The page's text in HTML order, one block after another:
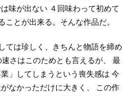
味が出ない ４回味わって初めて
ことが出来る。そんな作品だ。
ては珍しく、きちんと物語を締め
さはこのためとも言えるが、
最
」してしまうという喪失感は 今
なかっただけに大きく、
この作